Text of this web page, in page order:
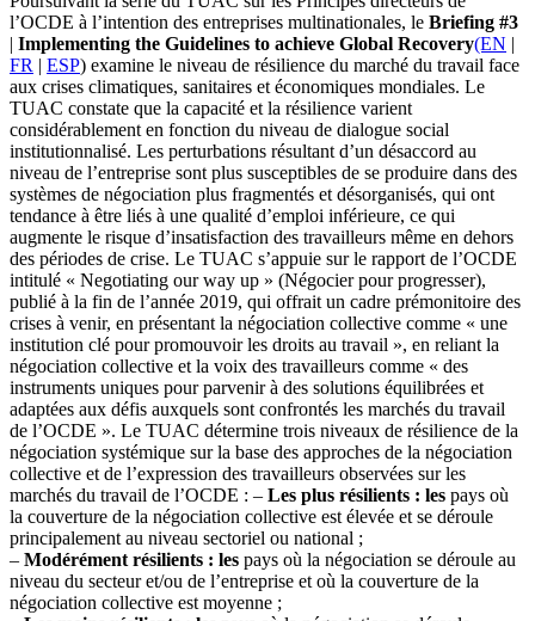
l’OCDE à l’intention des entreprises multinationales, le Briefing #3
| Implementing the Guidelines to achieve Global Recovery(EN |
FR | ESP) examine le niveau de résilience du marché du travail face
aux crises climatiques, sanitaires et économiques mondiales. Le
TUAC constate que la capacité et la résilience varient
considérablement en fonction du niveau de dialogue social
institutionnalisé. Les perturbations résultant d’un désaccord au
niveau de l’entreprise sont plus susceptibles de se produire dans des
systèmes de négociation plus fragmentés et désorganisés, qui ont
tendance à être liés à une qualité d’emploi inférieure, ce qui
augmente le risque d’insatisfaction des travailleurs même en dehors
des périodes de crise. Le TUAC s’appuie sur le rapport de l’OCDE
intitulé « Negotiating our way up » (Négocier pour progresser),
publié à la fin de l’année 2019, qui offrait un cadre prémonitoire des
crises à venir, en présentant la négociation collective comme « une
institution clé pour promouvoir les droits au travail », en reliant la
négociation collective et la voix des travailleurs comme « des
instruments uniques pour parvenir à des solutions équilibrées et
adaptées aux défis auxquels sont confrontés les marchés du travail
de l’OCDE ». Le TUAC détermine trois niveaux de résilience de la
négociation systémique sur la base des approches de la négociation
collective et de l’expression des travailleurs observées sur les
marchés du travail de l’OCDE : – Les plus résilients : les pays où
la couverture de la négociation collective est élevée et se déroule
principalement au niveau sectoriel ou national ;
– Modérément résilients : les pays où la négociation se déroule au
niveau du secteur et/ou de l’entreprise et où la couverture de la
négociation collective est moyenne ;